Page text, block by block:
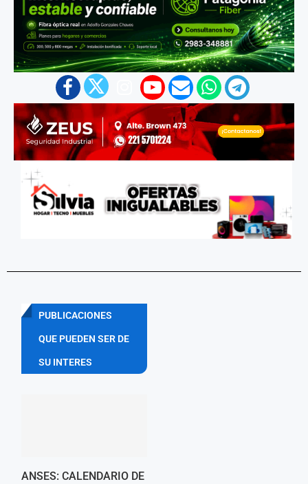
PUBLICACIONES
QUE PUEDEN SER DE
SU INTERES
ANSES: CALENDARIO DE